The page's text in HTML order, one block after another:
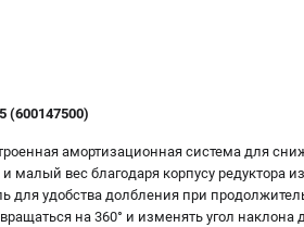
(600147500)
амортизационная система для
малый вес благодаря корпусу редуктора
удобства долбления при
на 360° и изменять угол